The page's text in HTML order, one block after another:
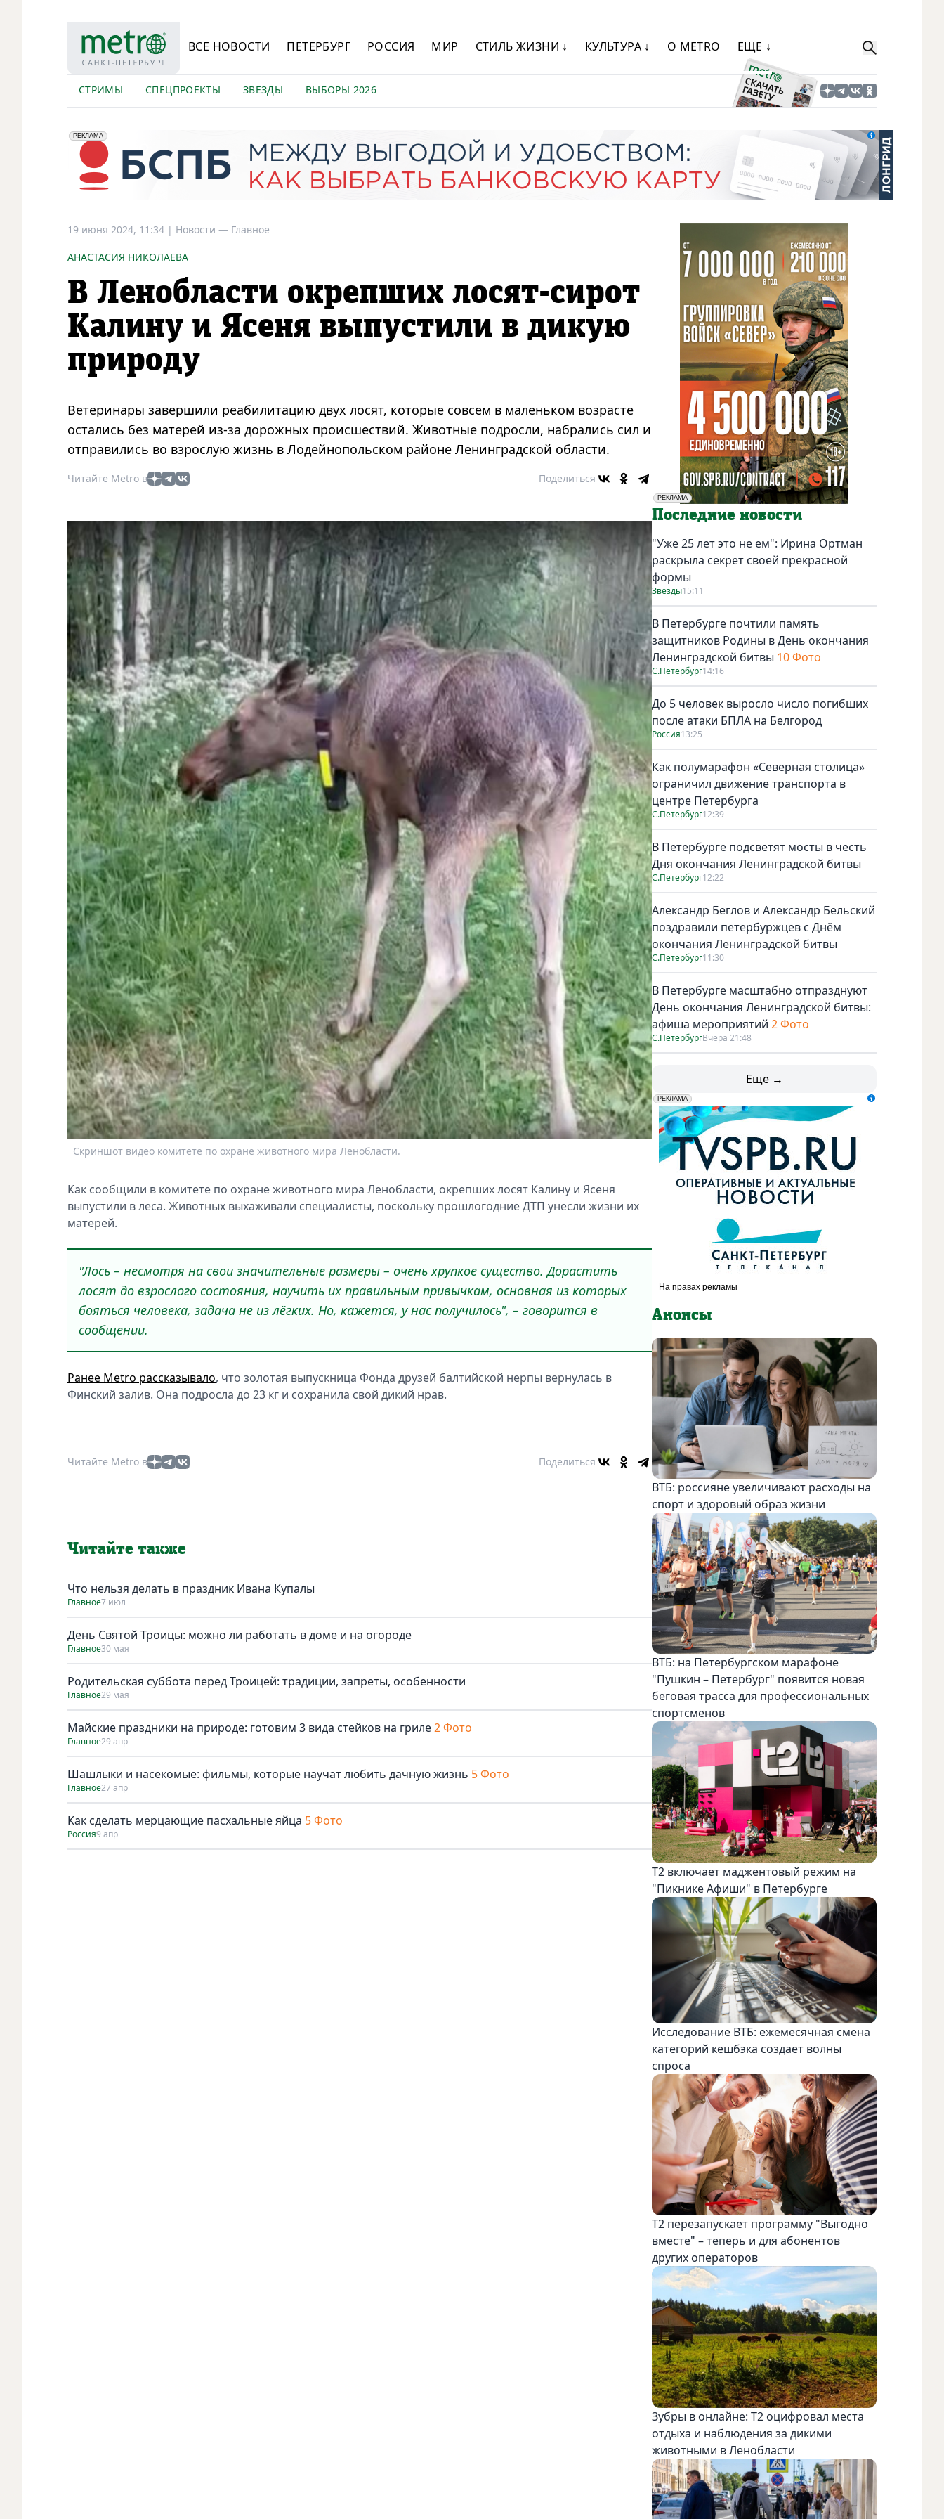
ВСЕ НОВОСТИ ПЕТЕРБУРГ РОССИЯ МИР СТИЛЬ ЖИЗНИ ↓ КУЛЬТУРА ↓ О METRO ЕЩЕ ↓
СТРИМЫ СПЕЦПРОЕКТЫ ЗВЕЗДЫ ВЫБОРЫ 2026
erid: 2VfnxyFybV5
РЕКЛАМА
ПАО "Банк "Санкт-Петербург", ИНН: 7831000027
19 июня 2024, 11:34 | Новости — Главное
АНАСТАСИЯ НИКОЛАЕВА
В Ленобласти окрепших лосят-сирот
Калину и Ясеня выпустили в дикую
природу
Ветеринары завершили реабилитацию двух лосят, которые совсем в маленьком возрасте
остались без матерей из-за дорожных происшествий. Животные подросли, набрались сил и
отправились во взрослую жизнь в Лодейнопольском районе Ленинградской области.
Читайте Metro в Поделиться
Скриншот видео комитете по охране животного мира Ленобласти.
Как сообщили в комитете по охране животного мира Ленобласти, окрепших лосят Калину и Ясеня
выпустили в леса. Животных выхаживали специалисты, поскольку прошлогодние ДТП унесли жизни их
матерей.
"Лось – несмотря на свои значительные размеры – очень хрупкое существо. Дорастить
лосят до взрослого состояния, научить их правильным привычкам, основная из которых
бояться человека, задача не из лёгких. Но, кажется, у нас получилось", – говорится в
сообщении.
Ранее Metro рассказывало, что золотая выпускница Фонда друзей балтийской нерпы вернулась в
Финский залив. Она подросла до 23 кг и сохранила свой дикий нрав.
Читайте Metro в Поделиться
Читайте также
Что нельзя делать в праздник Ивана Купалы
Главное7 июл
День Святой Троицы: можно ли работать в доме и на огороде
Главное30 мая
Родительская суббота перед Троицей: традиции, запреты, особенности
Главное29 мая
Майские праздники на природе: готовим 3 вида стейков на гриле2 Фото
Главное29 апр
Шашлыки и насекомые: фильмы, которые научат любить дачную жизнь 5 Фото
Главное27 апр
Как сделать мерцающие пасхальные яйца 5 Фото
Россия9 апр
РЕКЛАМА
Социальная реклама
Последние новости
"Уже 25 лет это не ем": Ирина Ортман
раскрыла секрет своей прекрасной
формы
Звезды15:11
В Петербурге почтили память
защитников Родины в День окончания
Ленинградской битвы 10 Фото
С.Петербург14:16
До 5 человек выросло число погибших
после атаки БПЛА на Белгород
Россия13:25
Как полумарафон «Северная столица»
ограничил движение транспорта в
центре Петербурга
С.Петербург12:39
В Петербурге подсветят мосты в честь
Дня окончания Ленинградской битвы
С.Петербург12:22
Александр Беглов и Александр Бельский
поздравили петербуржцев с Днём
окончания Ленинградской битвы
С.Петербург11:30
В Петербурге масштабно отпразднуют
День окончания Ленинградской битвы:
афиша мероприятий 2 Фото
С.ПетербургВчера 21:48
Еще →
erid: LdtCK5udn
РЕКЛАМА
АО "ГАТР", ИНН: 7841320717
Анонсы
ВТБ: россияне увеличивают расходы на
спорт и здоровый образ жизни
ВТБ: на Петербургском марафоне
"Пушкин – Петербург" появится новая
беговая трасса для профессиональных
спортсменов
Т2 включает маджентовый режим на
"Пикнике Афиши" в Петербурге
Исследование ВТБ: ежемесячная смена
категорий кешбэка создает волны
спроса
Т2 перезапускает программу "Выгодно
вместе" – теперь и для абонентов
других операторов
Зубры в онлайне: Т2 оцифровал места
отдыха и наблюдения за дикими
животными в Ленобласти